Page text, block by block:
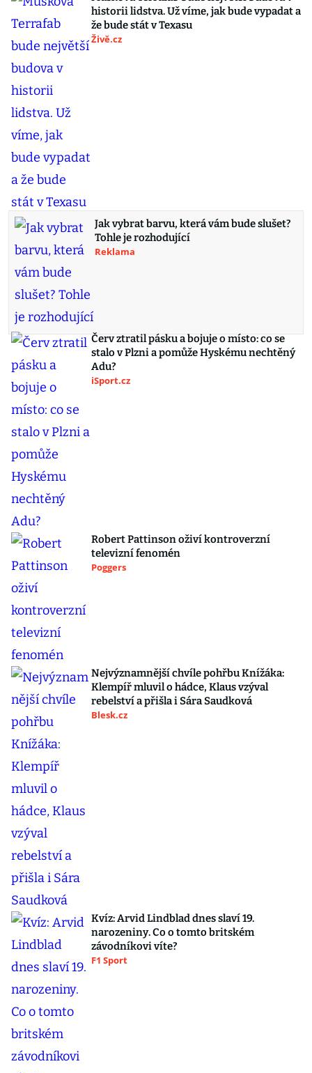
historii lidstva. Už víme, jak bude vypadat a
že bude stát v Texasu
Živě.cz
Jak vybrat barvu, která vám bude slušet?
Tohle je rozhodující
Reklama
Červ ztratil pásku a bojuje o místo: co se
stalo v Plzni a pomůže Hyskému nechtěný
Adu?
iSport.cz
Robert Pattinson oživí kontroverzní
televizní fenomén
Poggers
Nejvýznamnější chvíle pohřbu Knížáka:
Klempíř mluvil o hádce, Klaus vzýval
rebelství a přišla i Sára Saudková
Blesk.cz
Kvíz: Arvid Lindblad dnes slaví 19.
narozeniny. Co o tomto britském
závodníkovi víte?
F1 Sport